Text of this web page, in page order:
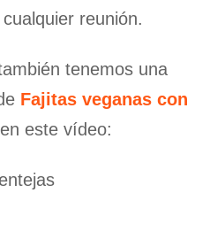
reunión.
tenemos una
Fajitas veganas con
este vídeo: